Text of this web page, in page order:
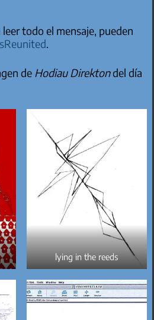
todo el mensaje, pueden
.
de Hodiau Direktondel día
lying in the reeds